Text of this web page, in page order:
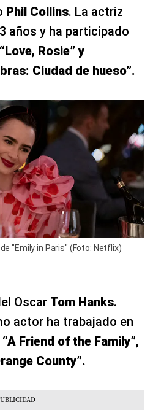
Phil Collins. La actriz
años y ha participado
“Love, Rosie” y
Ciudad de hueso”.
"Emily in Paris" (Foto: Netflix)
Oscar Tom Hanks.
actor ha trabajado en
“A Friend of the Family”,
County”.